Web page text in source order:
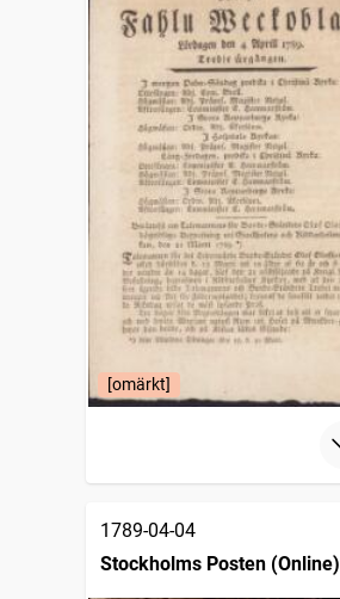
[omärkt]
1789-04-04
Stockholms Posten (Online)